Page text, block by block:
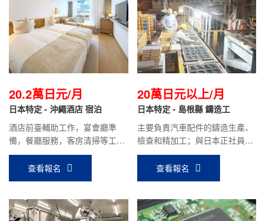
20.2萬日元/月
日本特定 - 沖繩酒店 宿泊
酒店前臺輔助工作，宴會廳準
備，餐廳服務，客房清掃等工
作。月薪20.2萬日元（時給約
1200日元）
查看報名
20萬日元以上/月
日本特定 - 島根縣 鑄造工
主要負責汽車配件的鑄造生產、
檢查和精加工；與日本正社員同
等待遇，目前會社前輩到手月收
入約20萬日元
查看報名